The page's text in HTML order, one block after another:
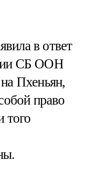
в ответ
СБ ООН
Пхеньян,
право
того